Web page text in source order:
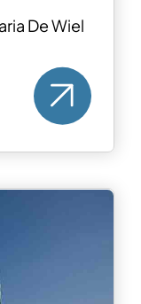
De Wiel